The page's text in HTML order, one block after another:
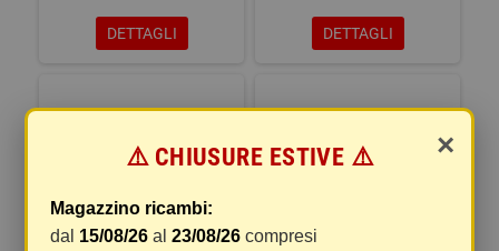
DETTAGLI DETTAGLI
×
⚠️ CHIUSURE ESTIVE ⚠️
Magazzino ricambi:
dal 15/08/26 al23/08/26 compresi